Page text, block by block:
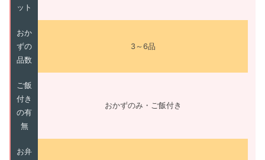
ット
おか
ずの
品数
3～6品
ご飯
付き
の有
無
おかずのみ・ご飯付き
お弁